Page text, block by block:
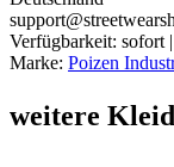
Verfügbarkeit: sofort
Marke: Poizen
weitere